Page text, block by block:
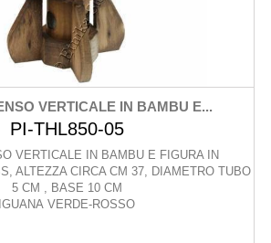
VERTICALE IN BAMBU E...
PI-THL850-05
VERTICALE IN BAMBU E FIGURA IN
ALTEZZA CIRCA CM 37, DIAMETRO TUBO
5 CM , BASE 10 CM
IGUANA VERDE-ROSSO